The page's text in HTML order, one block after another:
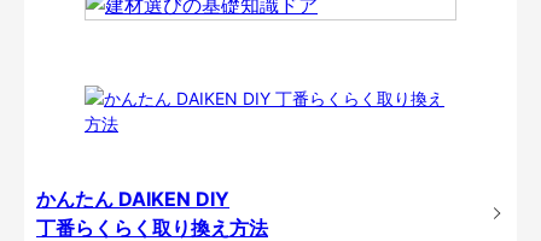
かんたん DAIKEN DIY
丁番らくらく取り換え方法